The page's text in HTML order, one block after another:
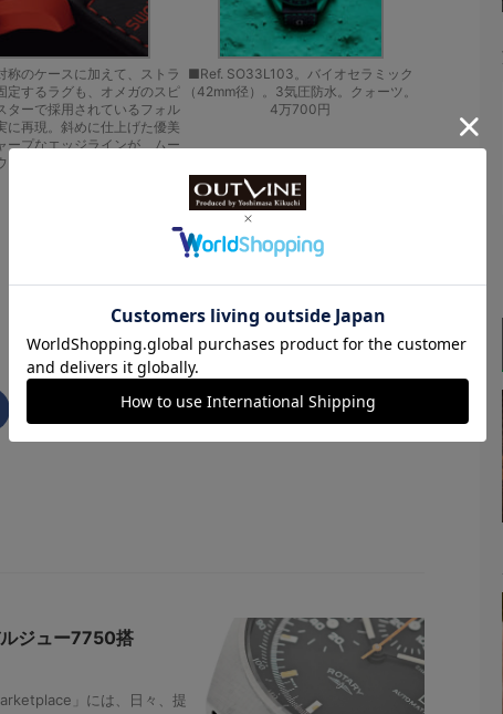
称のケースに加えて、ストラ
定するラグも、オメガのスピ
ターで採用されているフォル
に再現。斜めに仕上げた優美
ープなエッジラインが、ムー
ォッチを彷彿とさせる。
■Ref. SO33L103。バイオセラミック
（42mm径）。3気圧防水。クォーツ。
4万700円
ジュー7750搭
」には、日々、提